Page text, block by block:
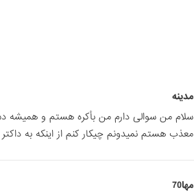
مدينه
سلام من سوالی دارم من بأکره هستم و همیشه
معذب هستم نمیدونم چیکار کنم از اینکه به
مها70